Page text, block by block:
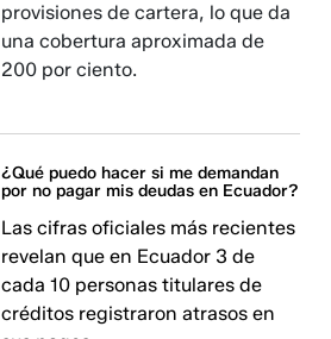
provisiones de cartera, lo que da
una cobertura aproximada de
200 por ciento.
¿Qué puedo hacer si me demandan
por no pagar mis deudas en Ecuador?
Las cifras oficiales más recientes
revelan que en Ecuador 3 de
cada 10 personas titulares de
créditos registraron atrasos en